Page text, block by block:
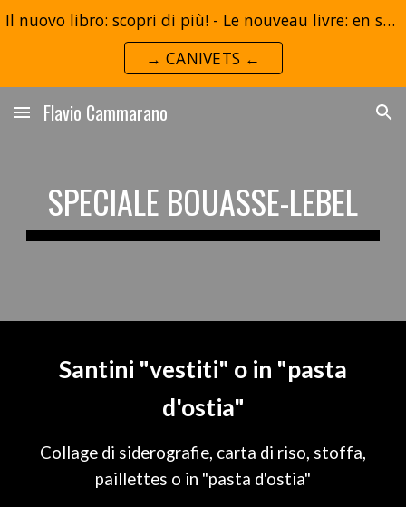
Skip to main content
Il nuovo libro: scopri di più! - Le nouveau livre: en savoir plus!
→ CANIVETS ←
Flavio Cammarano
SPECIALE BOUASSE-LEBEL
Santini "vestiti" o in "pasta
d'ostia"
Collage di siderografie, carta di riso, stoffa,
paillettes o in "pasta d'ostia"